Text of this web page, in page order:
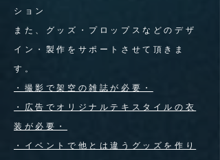
ション
また、グッズ・プロップスなどのデザ
イン・製作をサポートさせて頂きま
す。
・撮影で架空の雑誌が必要・
・広告でオリジナルテキスタイルの衣
装が必要・
・イベントで他とは違うグッズを作り